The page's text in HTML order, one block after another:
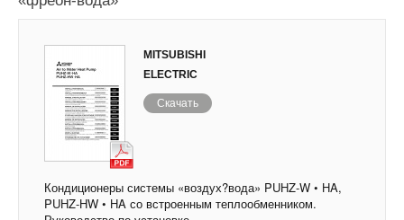
MITSUBISHI
ELECTRIC
Скачать
Кондиционеры системы «воздух?вода» PUHZ-W • HA,
PUHZ-HW • HA со встроенным теплообменником.